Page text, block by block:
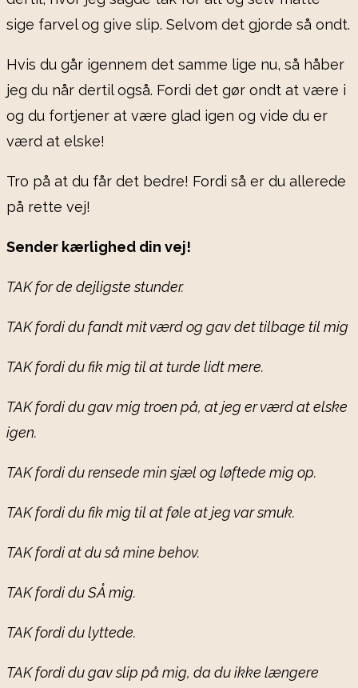
sige farvel og give slip. Selvom det gjorde så ondt.
Hvis du går igennem det samme lige nu, så håber
jeg du når dertil også. Fordi det gør ondt at være i
og du fortjener at være glad igen og vide du er
værd at elske!
Tro på at du får det bedre! Fordi så er du allerede
på rette vej!
Sender kærlighed din vej!
TAK for de dejligste stunder.
TAK fordi du fandt mit værd og gav det tilbage til mig
TAK fordi du fik mig til at turde lidt mere.
TAK fordi du gav mig troen på, at jeg er værd at elske
igen.
TAK fordi du rensede min sjæl og løftede mig op.
TAK fordi du fik mig til at føle at jeg var smuk.
TAK fordi at du så mine behov.
TAK fordi du SÅ mig.
TAK fordi du lyttede.
TAK fordi du gav slip på mig, da du ikke længere